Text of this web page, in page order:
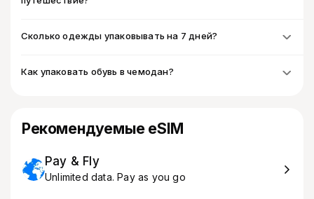
Сколько одежды упаковывать на 7 дней?
Как упаковать обувь в чемодан?
Рекомендуемые eSIM
Pay & Fly
Unlimited data. Pay as you go